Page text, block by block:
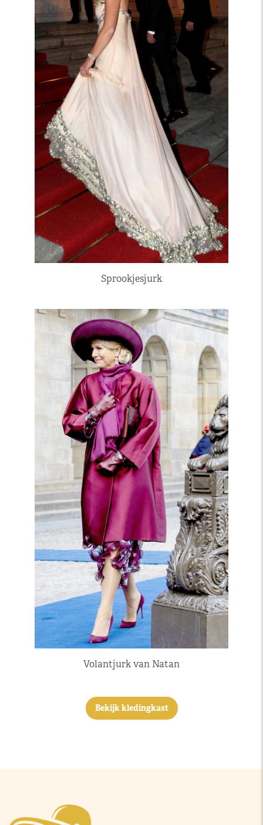
Sprookjesjurk
Volantjurk van Natan
Bekijk kledingkast